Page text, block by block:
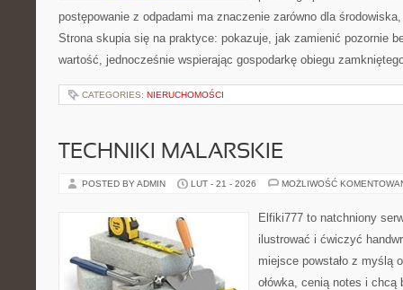
postępowanie z odpadami ma znaczenie zarówno dla
Strona skupia się na praktyce: pokazuje, jak zamienić pozornie
wartość, jednocześnie wspierając gospodarkę obiegu
CATEGORIES: NIERUCHOMOŚCI
TECHNIKI MALARSKIE
POSTED BY ADMIN LUT - 21 - 2026 MOŻLIWOŚĆ
Elfiki777 to natchniony
ilustrować i ćwiczyć
miejsce powstało z myślą
ołówka, cenią notes i chcą